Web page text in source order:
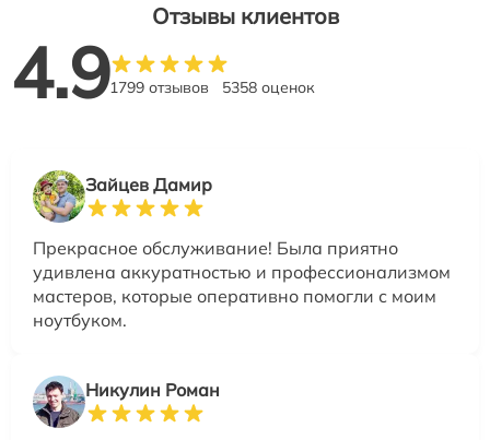
Отзывы клиентов
4.91799 отзывов 5358 оценок
Зайцев Дамир
Прекрасное обслуживание! Была приятно
удивлена аккуратностью и профессионализмом
мастеров, которые оперативно помогли с моим
ноутбуком.
Никулин Роман